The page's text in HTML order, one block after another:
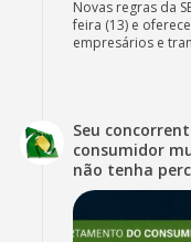
Novas regras da
feira (13) e
empresários e
Seu
consumidor
não tenha